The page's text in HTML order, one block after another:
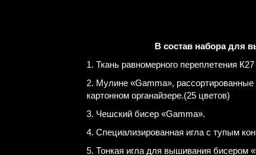
В состав набора для
1. Ткань равномерного переплетения
2. Мулине «Gamma»,
картонном органайзере.(25 цветов)
3. Чешский бисер «Gamma».
4. Специализированная игла с тупым
5. Тонкая игла для вышивания бисером